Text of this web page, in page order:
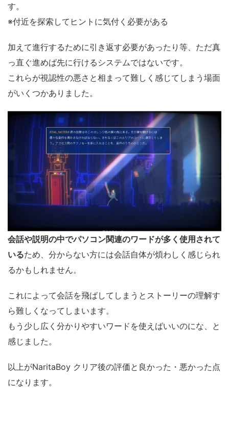
す。
※付近を探索してヒントに気付く必要がある
加えて進行するために引き返す必要があったり等、ただ真
っ直ぐ進めば先に行けるシステムではないです。
これらが視認性の悪さと相まって難しく感じてしまう場面
がいくつかありました。
会話や説明の中でパソコン関連のワードが多く使用されて
いるため、分からない方には会話自体が煩わしく感じられ
るかもしれません。
これによって会話を飛ばしてしまうとストーリーの理解す
ら難しくなってしまいます。
もう少し広く分かりやすいワードを使えばいいのにな、と
感じました。
以上がNaritaBoy クリア後の評価と良かった・悪かった点
になります。